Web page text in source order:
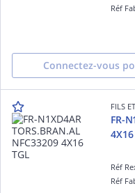
Réf
Connectez-vous
FILS
FR-
Réf
Réf